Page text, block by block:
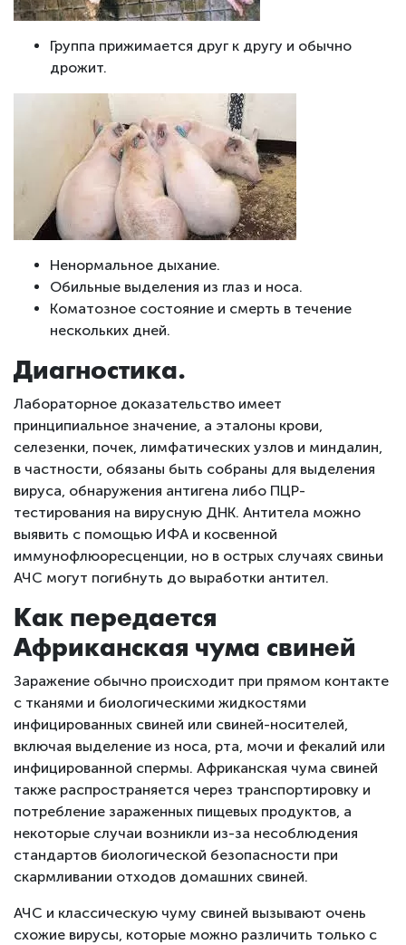
Группа прижимается друг к другу и обычно
дрожит.
Ненормальное дыхание.
Обильные выделения из глаз и носа.
Коматозное состояние и смерть в течение
нескольких дней.
Диагностика.
Лабораторное доказательство имеет
принципиальное значение, а эталоны крови,
селезенки, почек, лимфатических узлов и миндалин,
в частности, обязаны быть собраны для выделения
вируса, обнаружения антигена либо ПЦР-
тестирования на вирусную ДНК. Антитела можно
выявить с помощью ИФА и косвенной
иммунофлюоресценции, но в острых случаях свиньи
АЧС могут погибнуть до выработки антител.
Как передается
Африканская чума свиней
Заражение обычно происходит при прямом контакте
с тканями и биологическими жидкостями
инфицированных свиней или свиней-носителей,
включая выделение из носа, рта, мочи и фекалий или
инфицированной спермы. Африканская чума свиней
также распространяется через транспортировку и
потребление зараженных пищевых продуктов, а
некоторые случаи возникли из-за несоблюдения
стандартов биологической безопасности при
скармливании отходов домашних свиней.
АЧС и классическую чуму свиней вызывают очень
схожие вирусы, которые можно различить только с